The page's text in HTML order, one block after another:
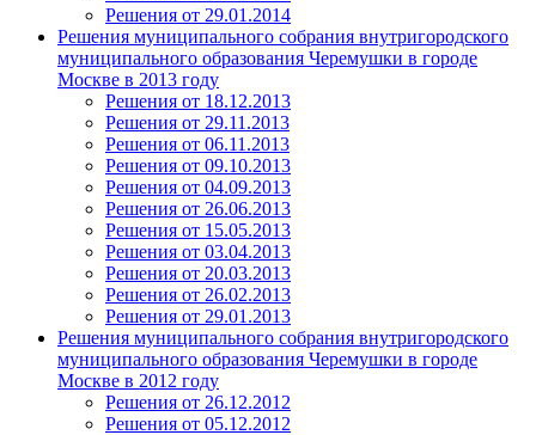
Решения от 29.01.2014
Решения муниципального собрания внутригородского
муниципального образования Черемушки в городе
Москве в 2013 году
Решения от 18.12.2013
Решения от 29.11.2013
Решения от 06.11.2013
Решения от 09.10.2013
Решения от 04.09.2013
Решения от 26.06.2013
Решения от 15.05.2013
Решения от 03.04.2013
Решения от 20.03.2013
Решения от 26.02.2013
Решения от 29.01.2013
Решения муниципального собрания внутригородского
муниципального образования Черемушки в городе
Москве в 2012 году
Решения от 26.12.2012
Решения от 05.12.2012